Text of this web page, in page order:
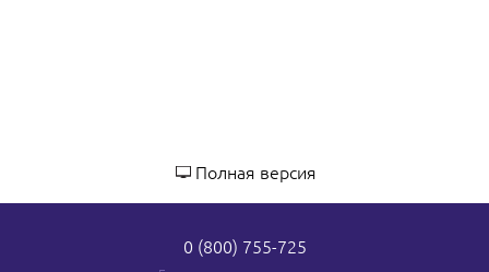
Полная версия
0 (800) 755-725